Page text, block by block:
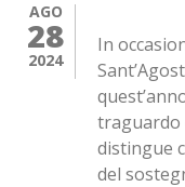
AGO
28
2024
In
traguardo
distingue
del